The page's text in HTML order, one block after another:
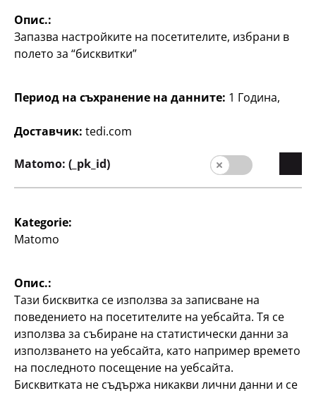
Комплект карафа
с чаша, карафа: прибл.
4,2 x 9,4 x 22,5 см; чаша:
За закачане на врата,
5 €
тритан
с тръбичка, прибл. 600
мл, различни цветове,
пластмаса, по
3 55
€
1
Опис.:
Запазва настройките на посетителите, избрани в
полето за “бисквитки”
Период на съхранение на данните: 1 Година,
Доставчик: tedi.com
Matomo: (_pk_id)
Kategorie:
Matomo
Опис.:
Тази бисквитка се използва за записване на
поведението на посетителите на уебсайта. Тя се
използва за събиране на статистически данни за
използването на уебсайта, като например времето
на последното посещение на уебсайта.
Бисквитката не съдържа никакви лични данни и се